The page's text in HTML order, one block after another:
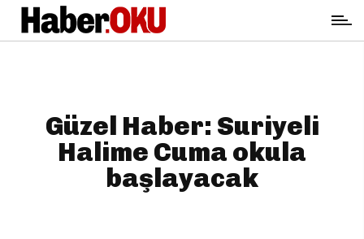
Güzel Haber: Suriyeli
Halime Cuma okula
başlayacak